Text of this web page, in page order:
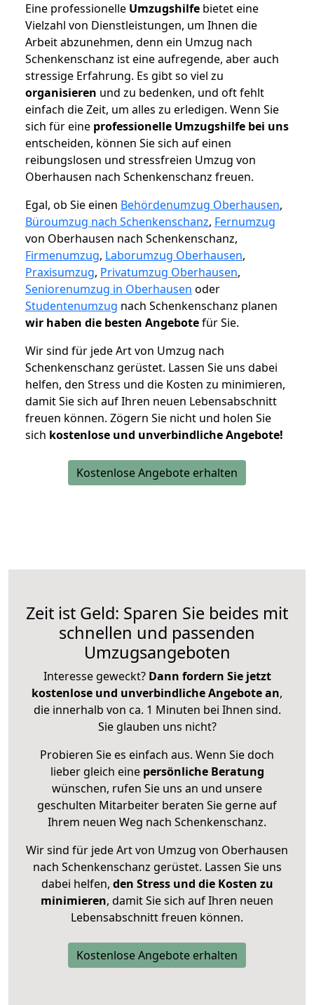
Eine professionelle Umzugshilfe bietet eine
Vielzahl von Dienstleistungen, um Ihnen die
Arbeit abzunehmen, denn ein Umzug nach
Schenkenschanz ist eine aufregende, aber auch
stressige Erfahrung. Es gibt so viel zu
organisieren und zu bedenken, und oft fehlt
einfach die Zeit, um alles zu erledigen. Wenn Sie
sich für eine professionelle Umzugshilfe bei uns
entscheiden, können Sie sich auf einen
reibungslosen und stressfreien Umzug von
Oberhausen nach Schenkenschanz freuen.
Egal, ob Sie einen Behördenumzug Oberhausen,
Büroumzug nach Schenkenschanz, Fernumzug
von Oberhausen nach Schenkenschanz,
Firmenumzug, Laborumzug Oberhausen,
Praxisumzug, Privatumzug Oberhausen,
Seniorenumzug in Oberhausen oder
Studentenumzug nach Schenkenschanz planen
wir haben die besten Angebotefür Sie.
Wir sind für jede Art von Umzug nach
Schenkenschanz gerüstet. Lassen Sie uns dabei
helfen, den Stress und die Kosten zu minimieren,
damit Sie sich auf Ihren neuen Lebensabschnitt
freuen können. Zögern Sie nicht und holen Sie
sich kostenlose und unverbindliche Angebote!
Kostenlose Angebote erhalten
Zeit ist Geld: Sparen Sie beides mit
schnellen und passenden
Umzugsangeboten
Interesse geweckt? Dann fordern Sie jetzt
kostenlose und unverbindliche Angebote an,
die innerhalb von ca. 1 Minuten bei Ihnen sind.
Sie glauben uns nicht?
Probieren Sie es einfach aus. Wenn Sie doch
lieber gleich eine persönliche Beratung
wünschen, rufen Sie uns an und unsere
geschulten Mitarbeiter beraten Sie gerne auf
Ihrem neuen Weg nach Schenkenschanz.
Wir sind für jede Art von Umzug von Oberhausen
nach Schenkenschanz gerüstet. Lassen Sie uns
dabei helfen, den Stress und die Kosten zu
minimieren, damit Sie sich auf Ihren neuen
Lebensabschnitt freuen können.
Kostenlose Angebote erhalten